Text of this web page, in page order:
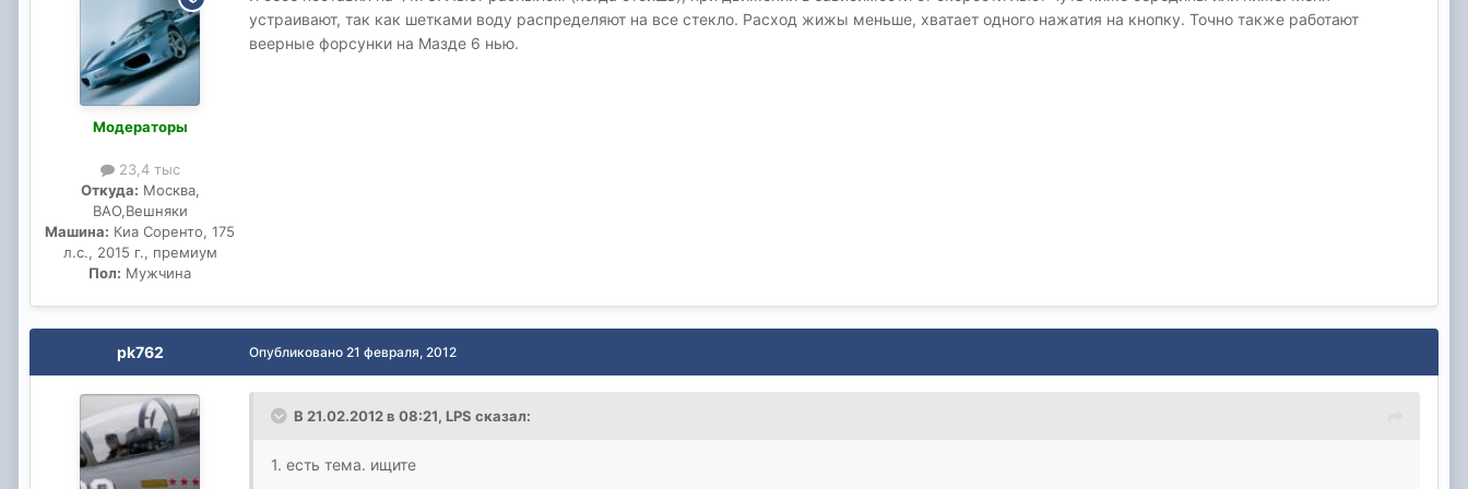
Модераторы
23,4 тыс
Откуда: Москва,
ВАО,Вешняки
Машина: Киа Соренто, 175
л.с., 2015 г., премиум
Пол: Мужчина
устраивают, так как шетками воду распределяют на все стекло. Расход жижы меньше, хватает одного нажатия на кнопку. Точно также работают
веерные форсунки на Мазде 6 нью.
pk762 Опубликовано 21 февраля, 2012
В 21.02.2012 в 08:21, LPS сказал:
1. есть тема. ищите